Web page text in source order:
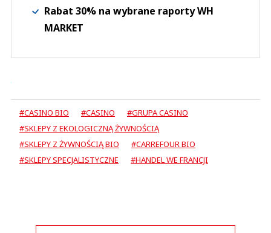
Rabat 30% na wybrane raporty WH
MARKET
#CASINO BIO #CASINO
#GRUPA CASINO
#SKLEPY Z EKOLOGICZNĄ ŻYWNOŚCIĄ
#SKLEPY Z ŻYWNOŚCIĄ BIO
#CARREFOUR BIO
#SKLEPY SPECJALISTYCZNE
#HANDEL WE FRANCJI